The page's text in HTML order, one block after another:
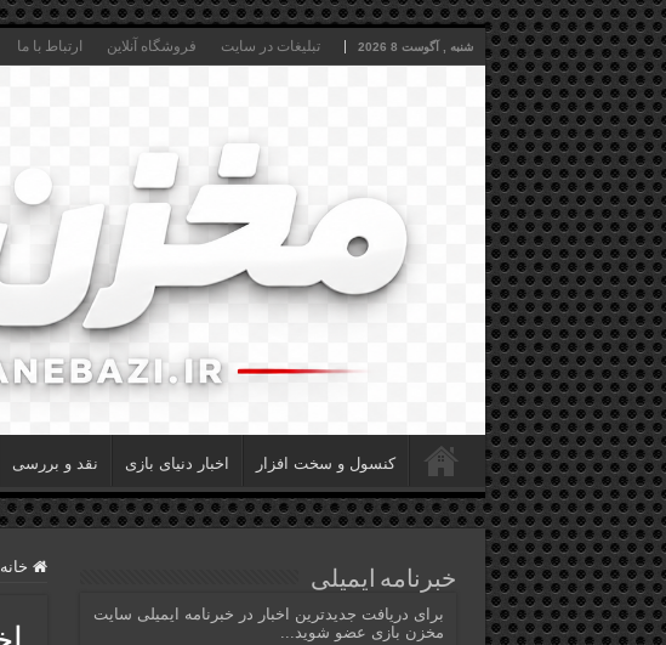
شنبه , آگوست 8 2026 تبلیغات در سایت فروشگاه آنلاین ارتباط با ما
کنسول و سخت افزار اخبار دنیای بازی نقد و بررسی
خانه
خبرنامه ایمیلی
برای دریافت جدیدترین اخبار در خبرنامه ایمیلی سایت
مخزن بازی عضو شوید...